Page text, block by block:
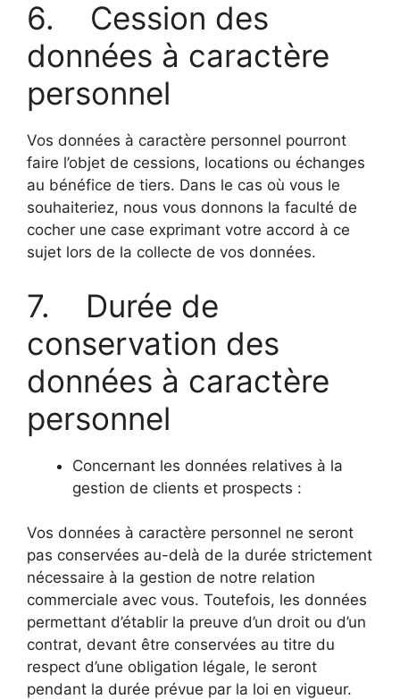
6. Cession des
données à caractère
personnel
Vos données à caractère personnel pourront
faire l’objet de cessions, locations ou échanges
au bénéfice de tiers. Dans le cas où vous le
souhaiteriez, nous vous donnons la faculté de
cocher une case exprimant votre accord à ce
sujet lors de la collecte de vos données.
7. Durée de
conservation des
données à caractère
personnel
Concernant les données relatives à la
gestion de clients et prospects :
Vos données à caractère personnel ne seront
pas conservées au-delà de la durée strictement
nécessaire à la gestion de notre relation
commerciale avec vous. Toutefois, les données
permettant d’établir la preuve d’un droit ou d’un
contrat, devant être conservées au titre du
respect d’une obligation légale, le seront
pendant la durée prévue par la loi en vigueur.